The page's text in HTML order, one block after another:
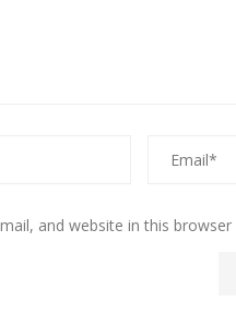
and website in this